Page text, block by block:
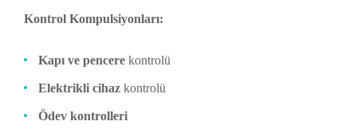
Kontrol Kompulsiyonları:
Kapı ve pencere kontrolü
Elektrikli cihaz kontrolü
Ödev kontrolleri